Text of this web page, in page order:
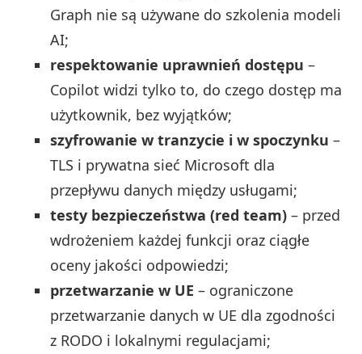
Graph nie są używane do szkolenia modeli
AI;
respektowanie uprawnień dostępu –
Copilot widzi tylko to, do czego dostęp ma
użytkownik, bez wyjątków;
szyfrowanie w tranzycie i w spoczynku –
TLS i prywatna sieć Microsoft dla
przepływu danych między usługami;
testy bezpieczeństwa (red team) – przed
wdrożeniem każdej funkcji oraz ciągłe
oceny jakości odpowiedzi;
przetwarzanie w UE – ograniczone
przetwarzanie danych w UE dla zgodności
z RODO i lokalnymi regulacjami;